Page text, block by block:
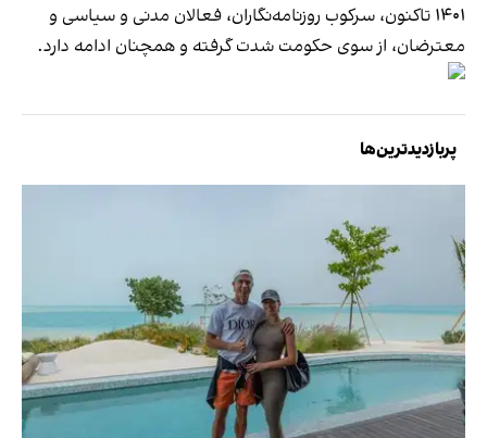
۱۴۰۱ تاکنون، سرکوب روزنامه‌نگاران، فعالان مدنی و سیاسی و
معترضان، از سوی حکومت شدت گرفته و همچنان ادامه دارد.
پربازدیدترین‌ها